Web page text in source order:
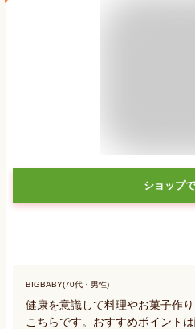
ショップ
BIGBABY(70代・男性)
健康を意識して料理やお菓子作
こちらです。おすすめポイント